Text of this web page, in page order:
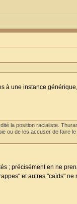
à une instance
la position racialiste.
ou de les accuser de faire
; précisément en ne
et autres "caïds"